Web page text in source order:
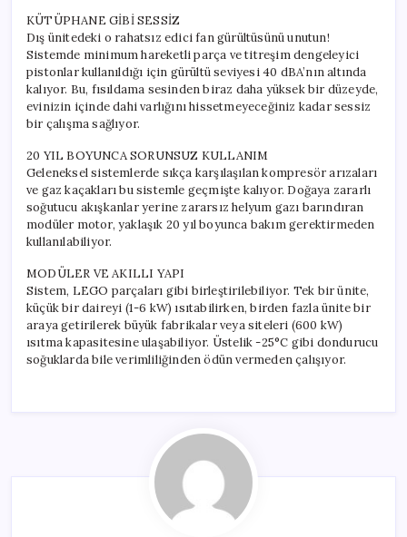
KÜTÜPHANE GİBİ SESSİZ
Dış ünitedeki o rahatsız edici fan gürültüsünü unutun!
Sistemde minimum hareketli parça ve titreşim dengeleyici
pistonlar kullanıldığı için gürültü seviyesi 40 dBA’nın altında
kalıyor. Bu, fısıldama sesinden biraz daha yüksek bir düzeyde,
evinizin içinde dahi varlığını hissetmeyeceğiniz kadar sessiz
bir çalışma sağlıyor.
20 YIL BOYUNCA SORUNSUZ KULLANIM
Geleneksel sistemlerde sıkça karşılaşılan kompresör arızaları
ve gaz kaçakları bu sistemle geçmişte kalıyor. Doğaya zararlı
soğutucu akışkanlar yerine zararsız helyum gazı barındıran
modüler motor, yaklaşık 20 yıl boyunca bakım gerektirmeden
kullanılabiliyor.
MODÜLER VE AKILLI YAPI
Sistem, LEGO parçaları gibi birleştirilebiliyor. Tek bir ünite,
küçük bir daireyi (1-6 kW) ısıtabilirken, birden fazla ünite bir
araya getirilerek büyük fabrikalar veya siteleri (600 kW)
ısıtma kapasitesine ulaşabiliyor. Üstelik -25°C gibi dondurucu
soğuklarda bile verimliliğinden ödün vermeden çalışıyor.